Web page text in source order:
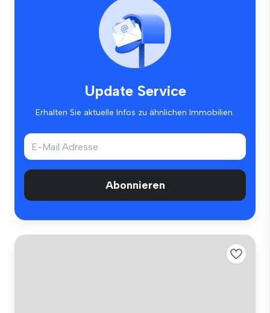
Update Service
Erhalten Sie aktuelle Infos zu ähnlichen Immobilien.
Abonnieren